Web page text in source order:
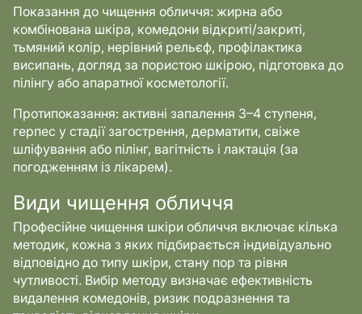
Показання до чищення обличчя: жирна або
комбінована шкіра, комедони відкриті/закриті,
тьмяний колір, нерівний рельєф, профілактика
висипань, догляд за пористою шкірою, підготовка до
пілінгу або апаратної косметології.
Протипоказання: активні запалення 3–4 ступеня,
герпес у стадії загострення, дерматити, свіже
шліфування або пілінг, вагітність і лактація (за
погодженням із лікарем).
Види чищення обличчя
Професійне чищення шкіри обличчя включає кілька
методик, кожна з яких підбирається індивідуально
відповідно до типу шкіри, стану пор та рівня
чутливості. Вибір методу визначає ефективність
видалення комедонів, ризик подразнення та